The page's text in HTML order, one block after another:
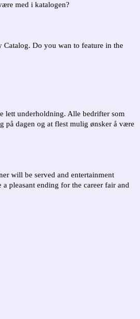
med i katalogen?
Catalog. Do you wan to feature in the
lett underholdning. Alle bedrifter som
på dagen og at flest mulig ønsker å være
will be served and entertainment
pleasant ending for the career fair and